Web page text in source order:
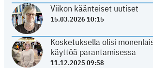
Viikon käänteiset uutiset
15.03.2026 10:15
Kosketuksella olisi
käyttöä parantamisessa
11.12.2025 09:58